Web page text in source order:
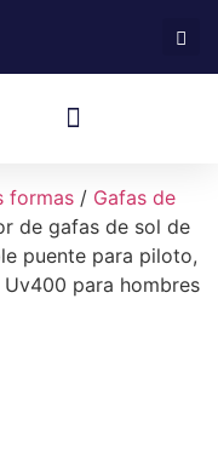
formas / Gafas de
de gafas de sol de
puente para piloto,
para hombres